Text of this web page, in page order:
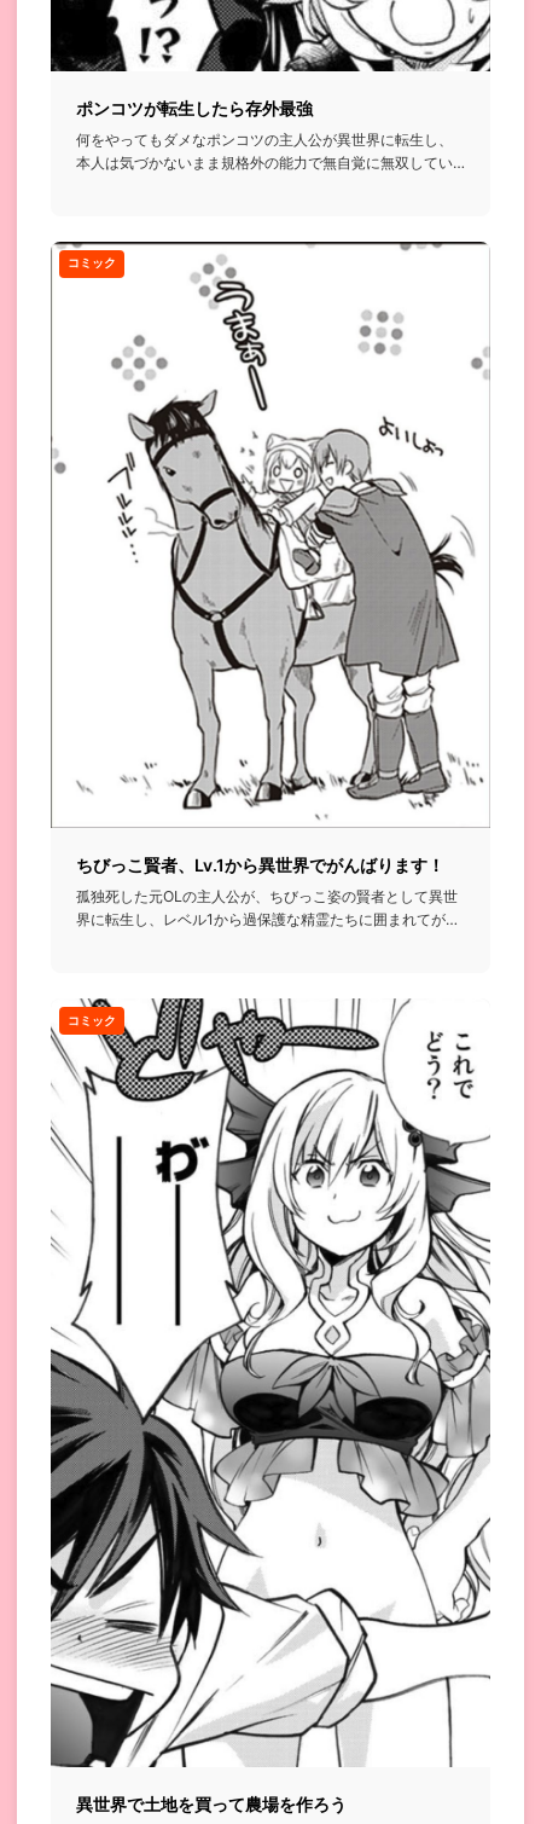
ポンコツが転生したら存外最強
何をやってもダメなポンコツの主人公が異世界に転生し、
本人は気づかないまま規格外の能力で無自覚に無双してい
コミック
ちびっこ賢者、Lv.1から異世界でがんばります！
孤独死した元OLの主人公が、ちびっこ姿の賢者として異世
界に転生し、レベル1から過保護な精霊たちに囲まれてがん
コミック
異世界で土地を買って農場を作ろう